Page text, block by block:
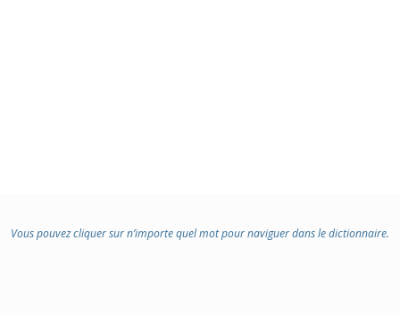
Vous pouvez cliquer sur n’importe quel mot pour naviguer dans le dictionnaire.